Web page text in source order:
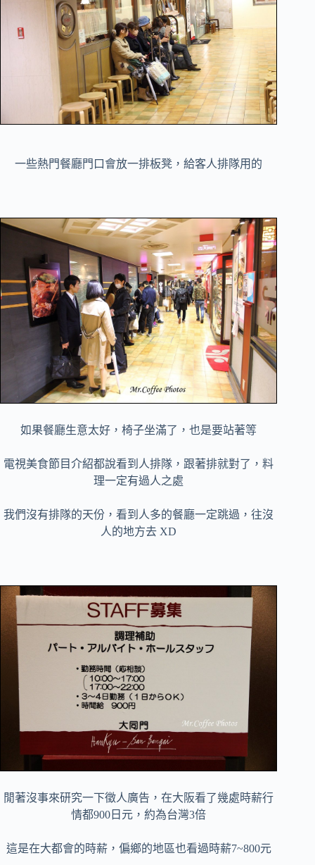
一些熱門餐廳門口會放一排板凳，給客人排隊用的
如果餐廳生意太好，椅子坐滿了，也是要站著等
電視美食節目介紹都說看到人排隊，跟著排就對了，料
理一定有過人之處
我們沒有排隊的天份，看到人多的餐廳一定跳過，往沒
人的地方去 XD
閒著沒事來研究一下徵人廣告，在大阪看了幾處時薪行
情都900日元，約為台灣3倍
這是在大都會的時薪，偏鄉的地區也看過時薪7~800元